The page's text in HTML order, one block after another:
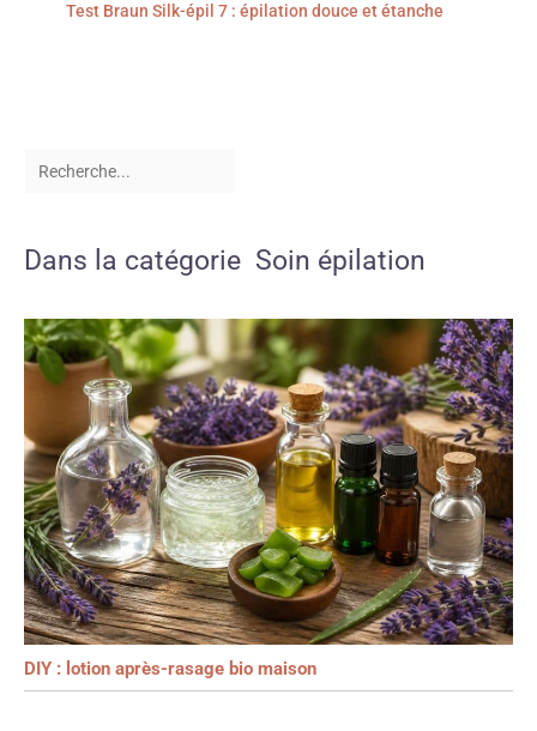
Test Braun Silk-épil 7 : épilation douce et étanche
Dans la catégorie Soin épilation
DIY : lotion après-rasage bio maison